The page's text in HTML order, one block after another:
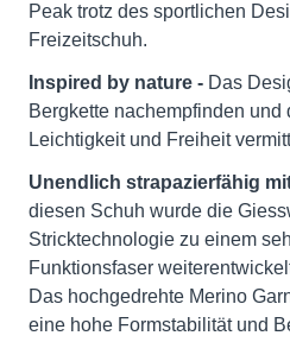
Peak trotz des sportlichen
Freizeitschuh.
Inspired by nature - Das
Bergkette nachempfinden und
Leichtigkeit und Freiheit
Unendlich strapazierfähig
diesen Schuh wurde die
Stricktechnologie zu einem
Funktionsfaser
Das hochgedrehte Merino
eine hohe Formstabilität und